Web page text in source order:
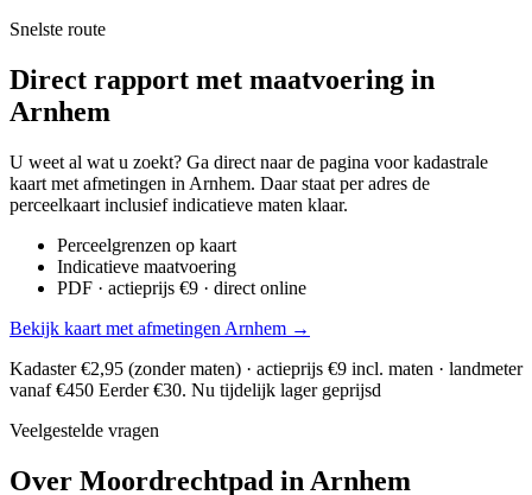
Snelste route
Direct rapport met maatvoering in
Arnhem
U weet al wat u zoekt? Ga direct naar de pagina voor kadastrale
kaart met afmetingen in Arnhem. Daar staat per adres de
perceelkaart inclusief indicatieve maten klaar.
Perceelgrenzen op kaart
Indicatieve maatvoering
PDF · actieprijs €9 · direct online
Bekijk kaart met afmetingen Arnhem →
Kadaster €2,95 (zonder maten) · actieprijs €9 incl. maten · landmeter
vanaf €450 Eerder €30. Nu tijdelijk lager geprijsd
Veelgestelde vragen
Over Moordrechtpad in Arnhem